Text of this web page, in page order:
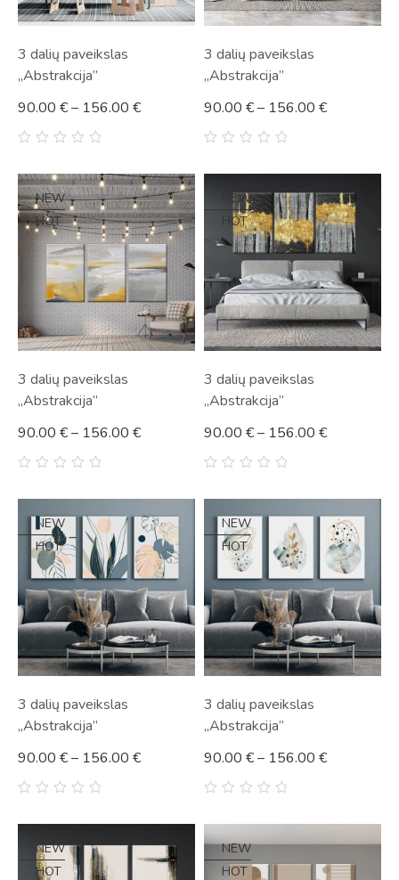
3 dalių paveikslas
„Abstrakcija”
of
5
90.00 €– 156.00 €
3 dalių paveikslas
„Abstrakcija”
90.00 €– 156.00 €
NEW
HOT
3 dalių paveikslas
„Abstrakcija”
5
90.00 €– 156.00 €
NEW
HOT
3 dalių paveikslas
„Abstrakcija”
5
90.00 €– 156.00 €
NEW
HOT
3 dalių paveikslas
„Abstrakcija”
90.00 €– 156.00 €
NEW
HOT
3 dalių paveikslas
„Abstrakcija”
5
90.00 €– 156.00 €
NEW
HOT
NEW
HOT